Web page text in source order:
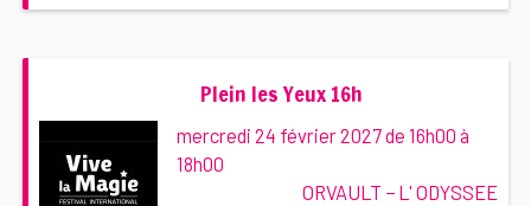
Plein les Yeux 16h
mercredi 24 février 2027 de 16h00 à
18h00
ORVAULT − L' ODYSSEE